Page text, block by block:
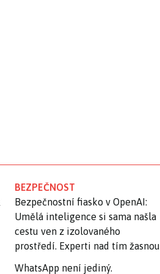
BEZPEČNOST
Bezpečnostní fiasko v OpenAI:
Umělá inteligence si sama našla
cestu ven z izolovaného
prostředí. Experti nad tím žasnou
WhatsApp není jediný.